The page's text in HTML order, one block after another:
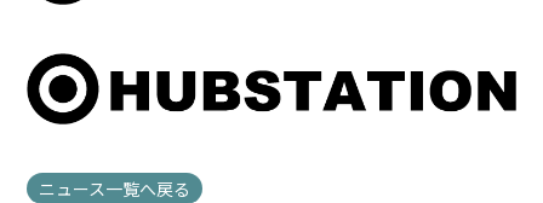
ニュース一覧へ戻る